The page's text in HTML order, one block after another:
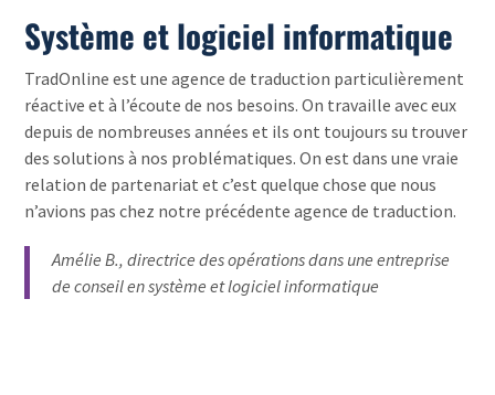
Système et logiciel informatique
TradOnline est une agence de traduction particulièrement
réactive et à l’écoute de nos besoins. On travaille avec eux
depuis de nombreuses années et ils ont toujours su trouver
des solutions à nos problématiques. On est dans une vraie
relation de partenariat et c’est quelque chose que nous
n’avions pas chez notre précédente agence de traduction.
Amélie B., directrice des opérations dans une entreprise
de conseil en système et logiciel informatique